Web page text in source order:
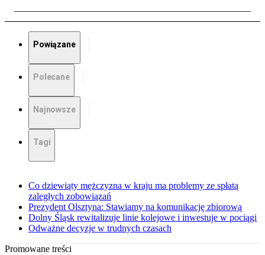
Powiązane
Polecane
Najnowsze
Tagi
Co dziewiąty mężczyzna w kraju ma problemy ze spłatą
zaległych zobowiązań
Prezydent Olsztyna: Stawiamy na komunikację zbiorową
Dolny Śląsk rewitalizuje linie kolejowe i inwestuje w pociągi
Odważne decyzje w trudnych czasach
Promowane treści